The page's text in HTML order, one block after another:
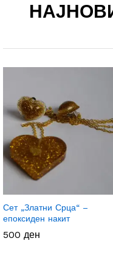
Сет „Златни Срца“ –
епоксиден накит
500 ден